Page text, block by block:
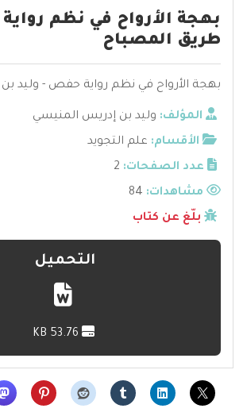
بهجة الأرواح في نظم
طريق المصباح
بهجة الأرواح في نظم رواية حفص - وليد
المؤلف: وليد بن إدريس المنيسي
الأقسام: علم التجويد
عدد الصفحات: 2
مشاهدات:
بلّغ عن كتاب
التحميل